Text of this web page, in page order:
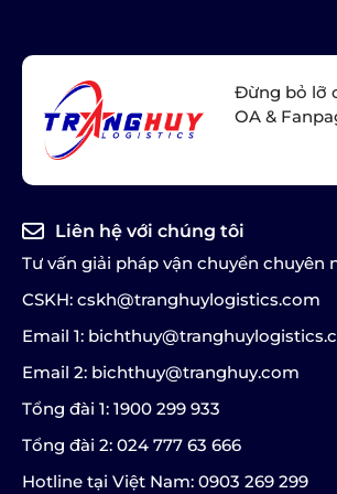
Đừng bỏ lỡ
OA &
Liên hệ với chúng tôi
Tư vấn giải pháp vận chuyển chuyên
CSKH: cskh@tranghuylogistics.com
Email 1:
Email 2: bichthuy@tranghuy.com
Tổng đài 1: 1900 299 933
Tổng đài 2: 024 777 63 666
Hotline tại Việt Nam: 0903 269 299